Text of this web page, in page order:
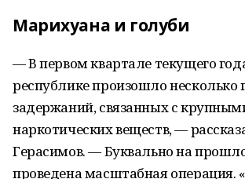
Марихуана и голуби
— В первом квартале текущего
республике произошло несколько
задержаний, связанных с
наркотических веществ, —
Герасимов. — Буквально на
проведена масштабная операция.